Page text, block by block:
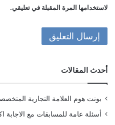
لاستخدامها المرة المقبلة في تعليقي.
أحدث المقالات
بونت هوم العلامة التجارية
أسئلة عامة للمسابقات مع الاجابة اكثر من